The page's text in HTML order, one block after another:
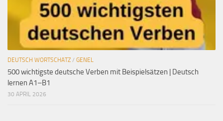
DEUTSCH WORTSCHATZ / GENEL
500 wichtigste deutsche Verben mit Beispielsätzen | Deutsch
lernen A1–B1
30 APRIL 2026